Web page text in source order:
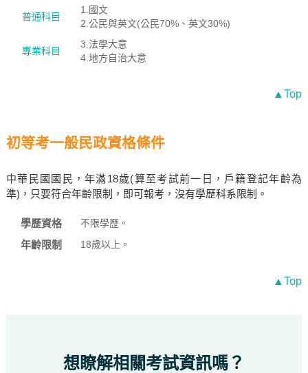
普通科目
1.國文
2.公民與英文(公民70%、英文30%)
專業科目
3.法學大意
4.地方自治大意
▲Top
初等考一般民政資格條件
中華民國國民，年滿18歲(算至考試前一日，戶籍登記年齡為
準)，只要符合年齡限制，即可報考，沒有學歷科系限制。
學歷資格 不限學歷。
年齡限制 18歲以上。
▲Top
想瞭解相關考試資訊嗎？